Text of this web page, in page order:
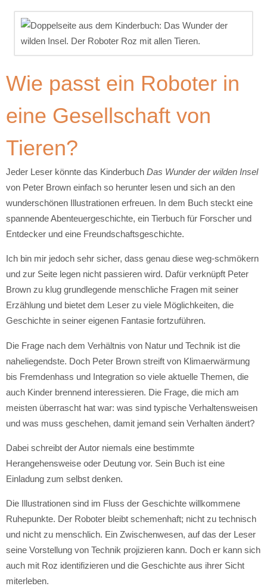
Wie passt ein Roboter in
eine Gesellschaft von
Tieren?
Jeder Leser könnte das Kinderbuch Das Wunder der wilden Insel
von Peter Brown einfach so herunter lesen und sich an den
wunderschönen Illustrationen erfreuen. In dem Buch steckt eine
spannende Abenteuergeschichte, ein Tierbuch für Forscher und
Entdecker und eine Freundschaftsgeschichte.
Ich bin mir jedoch sehr sicher, dass genau diese weg-schmökern
und zur Seite legen nicht passieren wird. Dafür verknüpft Peter
Brown zu klug grundlegende menschliche Fragen mit seiner
Erzählung und bietet dem Leser zu viele Möglichkeiten, die
Geschichte in seiner eigenen Fantasie fortzuführen.
Die Frage nach dem Verhältnis von Natur und Technik ist die
naheliegendste. Doch Peter Brown streift von Klimaerwärmung
bis Fremdenhass und Integration so viele aktuelle Themen, die
auch Kinder brennend interessieren. Die Frage, die mich am
meisten überrascht hat war: was sind typische Verhaltensweisen
und was muss geschehen, damit jemand sein Verhalten ändert?
Dabei schreibt der Autor niemals eine bestimmte
Herangehensweise oder Deutung vor. Sein Buch ist eine
Einladung zum selbst denken.
Die Illustrationen sind im Fluss der Geschichte willkommene
Ruhepunkte. Der Roboter bleibt schemenhaft; nicht zu technisch
und nicht zu menschlich. Ein Zwischenwesen, auf das der Leser
seine Vorstellung von Technik projizieren kann. Doch er kann sich
auch mit Roz identifizieren und die Geschichte aus ihrer Sicht
miterleben.